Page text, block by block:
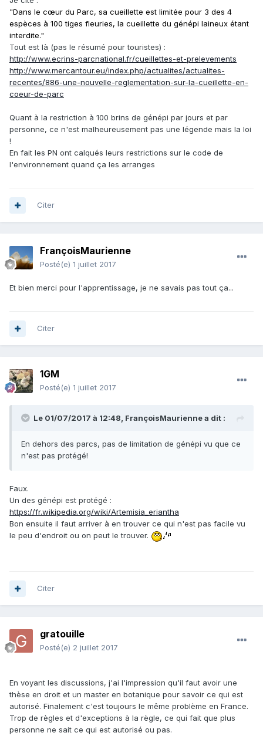
"Dans le cœur du Parc, sa cueillette est limitée pour 3 des 4
espèces à 100 tiges fleuries, la cueillette du génépi laineux étant
interdite."
Tout est là (pas le résumé pour touristes) :
http://www.ecrins-parcnational.fr/cueillettes-et-prelevements
http://www.mercantour.eu/index.php/actualites/actualites-
recentes/886-une-nouvelle-reglementation-sur-la-cueillette-en-
coeur-de-parc
Quant à la restriction à 100 brins de génépi par jours et par
personne, ce n'est malheureusement pas une légende mais la loi
!
En fait les PN ont calqués leurs restrictions sur le code de
l'environnement quand ça les arranges
Citer
FrançoisMaurienne
Posté(e) 1 juillet 2017
Et bien merci pour l'apprentissage, je ne savais pas tout ça...
Citer
1GM
Posté(e) 1 juillet 2017
Le 01/07/2017 à 12:48, FrançoisMauriennea dit :
En dehors des parcs, pas de limitation de génépi vu que ce
n'est pas protégé!
Faux.
Un des génépi est protégé :
https://fr.wikipedia.org/wiki/Artemisia_eriantha
Bon ensuite il faut arriver à en trouver ce qui n'est pas facile vu
le peu d'endroit ou on peut le trouver.
Citer
gratouille
Posté(e) 2 juillet 2017
En voyant les discussions, j'ai l'impression qu'il faut avoir une
thèse en droit et un master en botanique pour savoir ce qui est
autorisé. Finalement c'est toujours le même problème en France.
Trop de règles et d'exceptions à la règle, ce qui fait que plus
personne ne sait ce qui est autorisé ou pas.